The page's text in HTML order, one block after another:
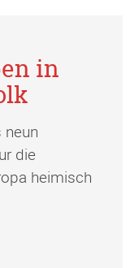
in
die
heimisch